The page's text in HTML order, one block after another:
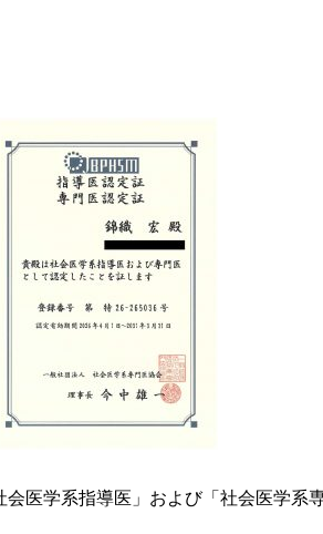
医学系指導医」および「社会医学系